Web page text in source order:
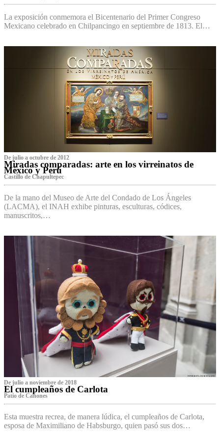
La exposición conmemora el Bicentenario del Primer Congreso
Mexicano celebrado en Chilpancingo en septiembre de 1813. El…
De julio a octubre de 2012
Miradas comparadas: arte en los virreinatos de
México y Perú
Castillo de Chapultepec
De la mano del Museo de Arte del Condado de Los Ángeles
(LACMA), el INAH exhibe pinturas, esculturas, códices,
manuscritos,…
De julio a noviembre de 2018
El cumpleaños de Carlota
Patio de Cañones
Esta muestra recrea, de manera lúdica, el cumpleaños de Carlota,
esposa de Maximiliano de Habsburgo, quien pasó sus dos…